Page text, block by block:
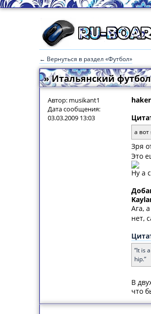
← Вернуться в раздел «Футбол»
» Итальянский футбол
Автор: musikant1
Дата сообщения:
03.03.2009 13:03
а
Зря
Это
Ну а
Ага,
нет,
“It is
hip.”
В
что